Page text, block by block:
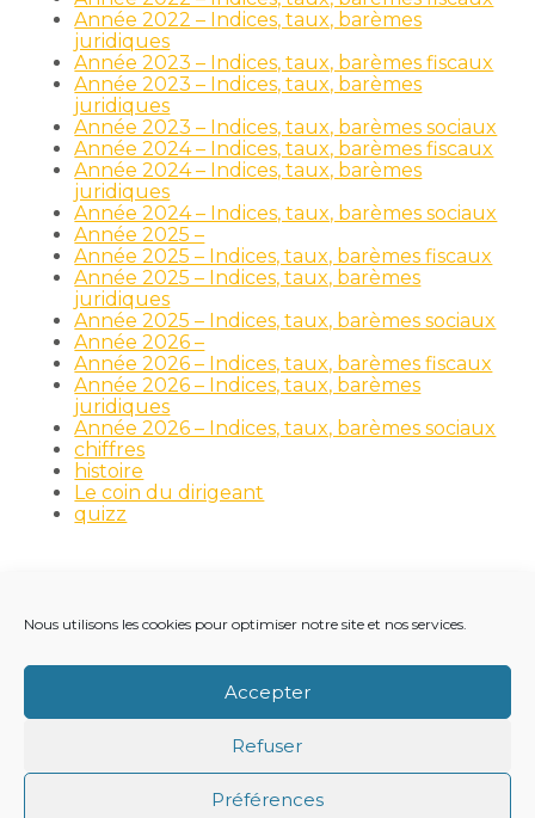
Nous utilisons les cookies pour optimiser notre site et nos services.
Accepter
Refuser
Préférences
Année 2022 – Indices, taux, barèmes
juridiques
Année 2023 – Indices, taux, barèmes fiscaux
Année 2023 – Indices, taux, barèmes
juridiques
Année 2023 – Indices, taux, barèmes sociaux
Année 2024 – Indices, taux, barèmes fiscaux
Année 2024 – Indices, taux, barèmes
juridiques
Année 2024 – Indices, taux, barèmes sociaux
Année 2025 –
Année 2025 – Indices, taux, barèmes fiscaux
Année 2025 – Indices, taux, barèmes
juridiques
Année 2025 – Indices, taux, barèmes sociaux
Année 2026 –
Année 2026 – Indices, taux, barèmes fiscaux
Année 2026 – Indices, taux, barèmes
juridiques
Année 2026 – Indices, taux, barèmes sociaux
chiffres
histoire
Le coin du dirigeant
quizz
Principale
RECRUTEMENT
NOTRE ACTUALITÉ
VIE DU CABINET
CONTACT
MENTIONS LÉGALES